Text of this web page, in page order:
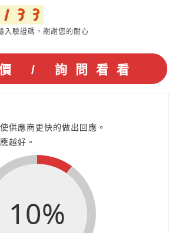
入驗證碼，謝謝您的耐心
供應商更快的做出回應。
越好。
10%